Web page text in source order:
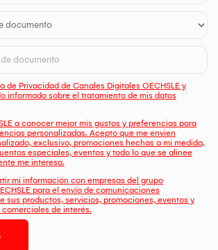
de Privacidad de Canales Digitales OECHSLE y
informado sobre el tratamiento de mis datos
a conocer mejor mis gustos y preferencias para
personalizadas. Acepto que me envien
exclusivo, promociones hechas a mi medida,
especiales, eventos y todo lo que se alinee
me interesa.
mi información con empresas del grupo
para el envío de comunicaciones
sus productos, servicios, promociones, eventos y
de interés.